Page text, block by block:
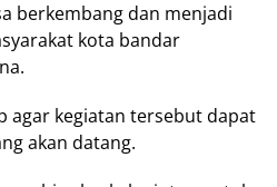
berkembang dan menjadi
kota bandar
agar kegiatan tersebut dapat
akan datang.